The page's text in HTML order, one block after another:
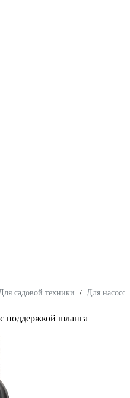
садовой техники / Для насосов